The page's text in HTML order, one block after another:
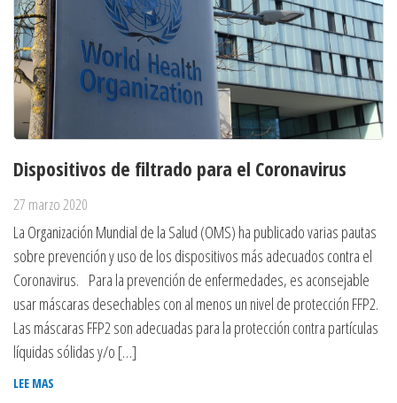
Dispositivos de filtrado para el Coronavirus
27 marzo 2020
La Organización Mundial de la Salud (OMS) ha publicado varias pautas
sobre prevención y uso de los dispositivos más adecuados contra el
Coronavirus. Para la prevención de enfermedades, es aconsejable
usar máscaras desechables con al menos un nivel de protección FFP2.
Las máscaras FFP2 son adecuadas para la protección contra partículas
líquidas sólidas y/o […]
LEE MAS